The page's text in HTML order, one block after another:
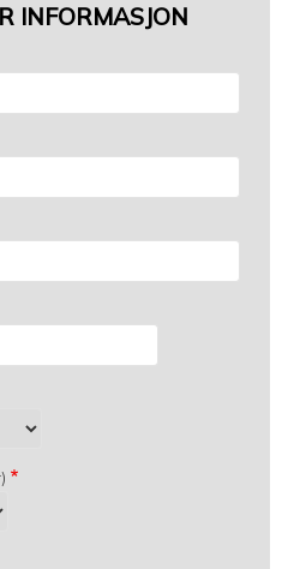
INFORMASJON